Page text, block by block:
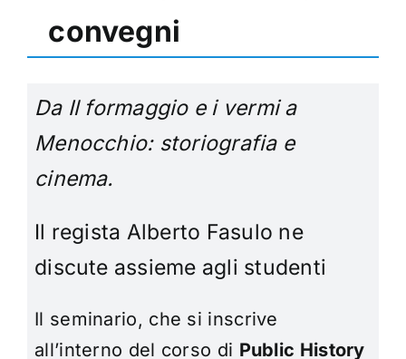
convegni
Da Il formaggio e i vermi a
Menocchio: storiografia e
cinema.
Il regista Alberto Fasulo ne
discute assieme agli studenti
Il seminario, che si inscrive
all’interno del corso di Public History